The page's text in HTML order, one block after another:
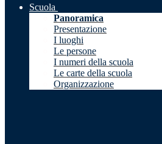
Scuola
Panoramica
Presentazione
I luoghi
Le persone
I numeri della scuola
Le carte della scuola
Organizzazione